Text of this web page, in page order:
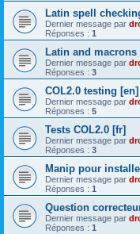
Latin spell
Dernier message par
Réponses : 1
Latin and macrons
Dernier message par
Réponses : 3
COL2.0 testing [en]
Dernier message par
Réponses : 5
Tests COL2.0 [fr]
Dernier message par
Réponses : 3
Manip pour
Dernier message par
Réponses : 1
Question
Dernier message par
Réponses : 1